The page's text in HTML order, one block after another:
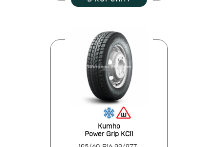
Kumho
Power Grip KC11